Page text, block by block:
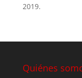
2019.
Quiénes